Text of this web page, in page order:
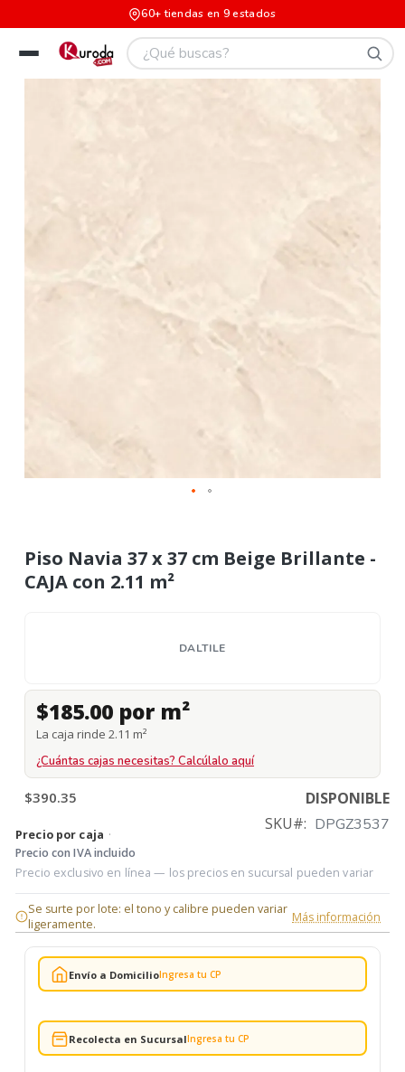
60+ tiendas en 9 estados
Piso Navia 37 x 37 cm Beige Brillante -
CAJA con 2.11 m²
DALTILE
$185.00 por m²
La caja rinde 2.11 m²
¿Cuántas cajas necesitas? Calcúlalo aquí
$390.35
DISPONIBLE
SKU
DPGZ3537
Precio por caja ·
Precio con IVA incluido
Precio exclusivo en línea — los precios en sucursal pueden variar
Se surte por lote: el tono y calibre pueden variar
ligeramente.
Más información
Envío a DomicilioIngresa tu CP
Recolecta en SucursalIngresa tu CP